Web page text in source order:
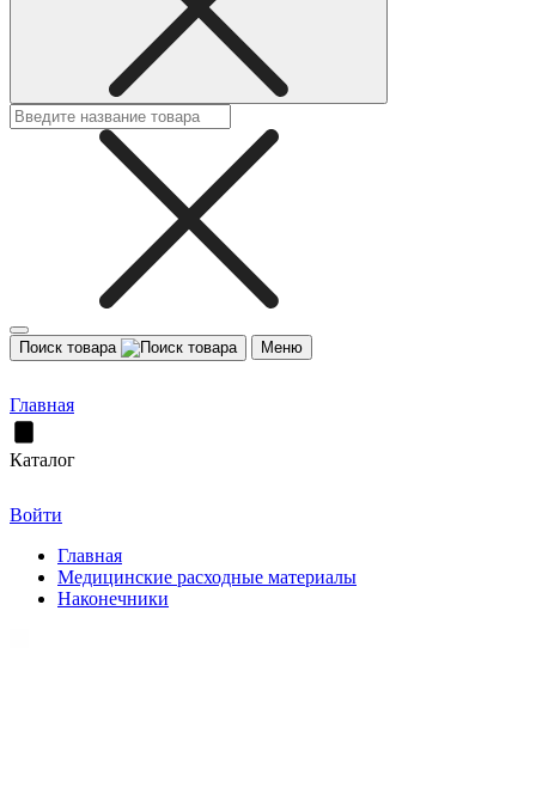
Поиск товара Меню
Главная
Каталог
Войти
Главная
Медицинские расходные материалы
Наконечники